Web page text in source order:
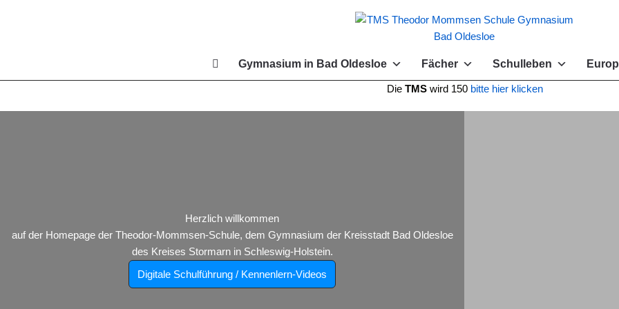
Gymnasium in Bad Oldesloe
Fächer Schulleben
Die TMS wird 150 bitte hier klicken
Herzlich willkommen
auf der Homepage der Theodor-Mommsen-Schule, dem Gymnasium der Kreisstadt Bad Oldesloe
des Kreises Stormarn in Schleswig-Holstein.
Digitale Schulführung / Kennenlern-Videos